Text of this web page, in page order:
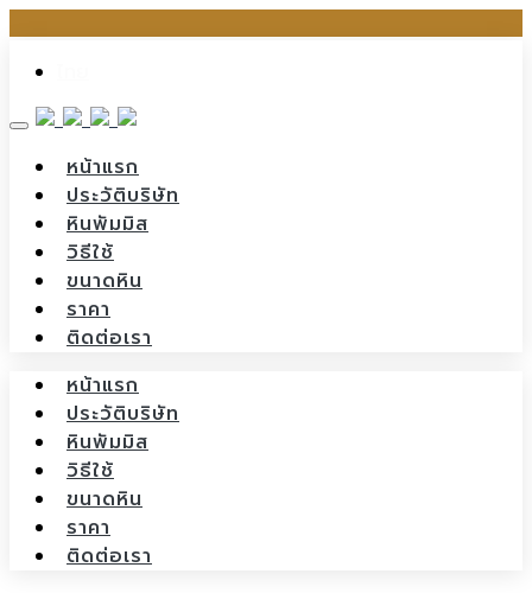
content
หน้าแรก
ประวัติบริษัท
หินพัมมิส
วิธีใช้
ขนาดหิน
ราคา
ติดต่อเรา
หน้าแรก
ประวัติบริษัท
หินพัมมิส
วิธีใช้
ขนาดหิน
ราคา
ติดต่อเรา